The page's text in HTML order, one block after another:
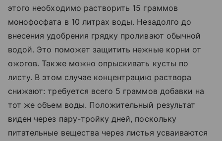
этого необходимо растворить 15 граммов
монофосфата в 10 литрах воды. Незадолго до
внесения удобрения грядку проливают обычной
водой. Это поможет защитить нежные корни от
ожогов. Также можно опрыскивать кусты по
листу. В этом случае концентрацию раствора
снижают: требуется всего 5 граммов добавки на
тот же объем воды. Положительный результат
виден через пару-тройку дней, поскольку
питательные вещества через листья усваиваются